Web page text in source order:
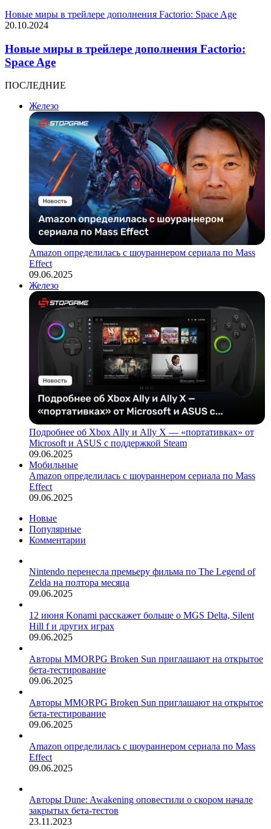
Новые миры в трейлере дополнения Factorio: Space Age
20.10.2024
Новые миры в трейлере дополнения Factorio:
Space Age
ПОСЛЕДНИЕ
Железо
Amazon определилась с шоураннером сериала по Mass
Effect
09.06.2025
Железо
Подробнее об Xbox Ally и Ally X — «портативках» от
Microsoft и ASUS с поддержкой Steam
09.06.2025
Мобильные
Amazon определилась с шоураннером сериала по Mass
Effect
09.06.2025
Новые
Популярные
Комментарии
Nintendo перенесла премьеру фильма по The Legend of
Zelda на полтора месяца
09.06.2025
12 июня Konami расскажет больше о MGS Delta, Silent
Hill f и других играх
09.06.2025
Авторы MMORPG Broken Sun приглашают на открытое
бета-тестирование
09.06.2025
Авторы MMORPG Broken Sun приглашают на открытое
бета-тестирование
09.06.2025
Amazon определилась с шоураннером сериала по Mass
Effect
09.06.2025
Авторы Dune: Awakening оповестили о скором начале
закрытых бета-тестов
23.11.2023